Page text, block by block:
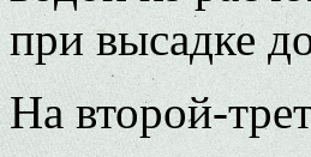
при высадке
На второй-